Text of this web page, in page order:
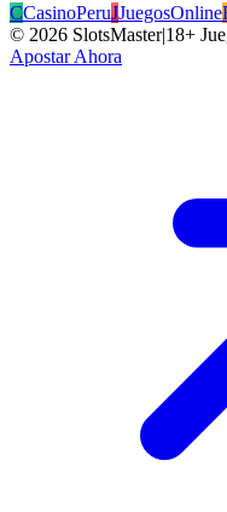
CCasinoPeruJJuegosOnline
© 2026 SlotsMaster|18+
Apostar Ahora